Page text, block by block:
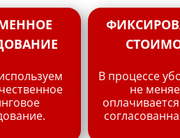
В процессе
не